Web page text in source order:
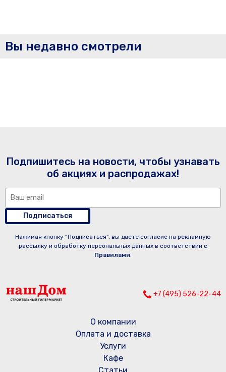
Вы недавно смотрели
Подпишитесь на новости, чтобы узнавать
об акциях и распродажах!
Подписаться
Нажимая кнопку “Подписаться”, вы даете согласие на рекламную
рассылку и обработку персональных данных в соответствии с
Правилами.
+7 (495) 526-22-44
О компании
Оплата и доставка
Услуги
Кафе